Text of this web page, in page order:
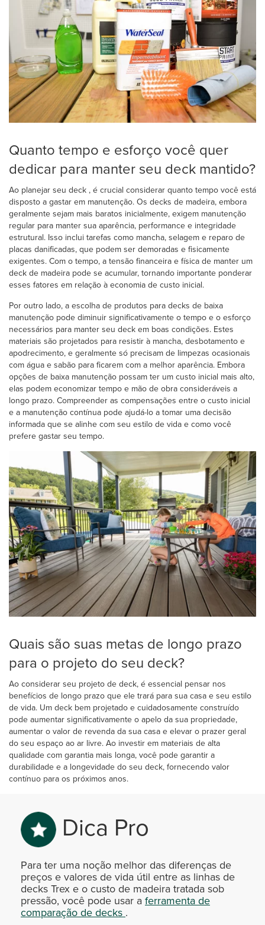
Quanto tempo e esforço você quer
dedicar para manter seu deck mantido?
Ao planejar seu deck , é crucial considerar quanto tempo você está
disposto a gastar em manutenção. Os decks de madeira, embora
geralmente sejam mais baratos inicialmente, exigem manutenção
regular para manter sua aparência, performance e integridade
estrutural. Isso inclui tarefas como mancha, selagem e reparo de
placas danificadas, que podem ser demoradas e fisicamente
exigentes. Com o tempo, a tensão financeira e física de manter um
deck de madeira pode se acumular, tornando importante ponderar
esses fatores em relação à economia de custo inicial.
Por outro lado, a escolha de produtos para decks de baixa
manutenção pode diminuir significativamente o tempo e o esforço
necessários para manter seu deck em boas condições. Estes
materiais são projetados para resistir à mancha, desbotamento e
apodrecimento, e geralmente só precisam de limpezas ocasionais
com água e sabão para ficarem com a melhor aparência. Embora
opções de baixa manutenção possam ter um custo inicial mais alto,
elas podem economizar tempo e mão de obra consideráveis a
longo prazo. Compreender as compensações entre o custo inicial
e a manutenção contínua pode ajudá-lo a tomar uma decisão
informada que se alinhe com seu estilo de vida e como você
prefere gastar seu tempo.
Quais são suas metas de longo prazo
para o projeto do seu deck?
Ao considerar seu projeto de deck, é essencial pensar nos
benefícios de longo prazo que ele trará para sua casa e seu estilo
de vida. Um deck bem projetado e cuidadosamente construído
pode aumentar significativamente o apelo da sua propriedade,
aumentar o valor de revenda da sua casa e elevar o prazer geral
do seu espaço ao ar livre. Ao investir em materiais de alta
qualidade com garantia mais longa, você pode garantir a
durabilidade e a longevidade do seu deck, fornecendo valor
contínuo para os próximos anos.
Dica Pro
Para ter uma noção melhor das diferenças de
preços e valores de vida útil entre as linhas de
decks Trex e o custo de madeira tratada sob
pressão, você pode usar aferramenta de
comparação de decks .